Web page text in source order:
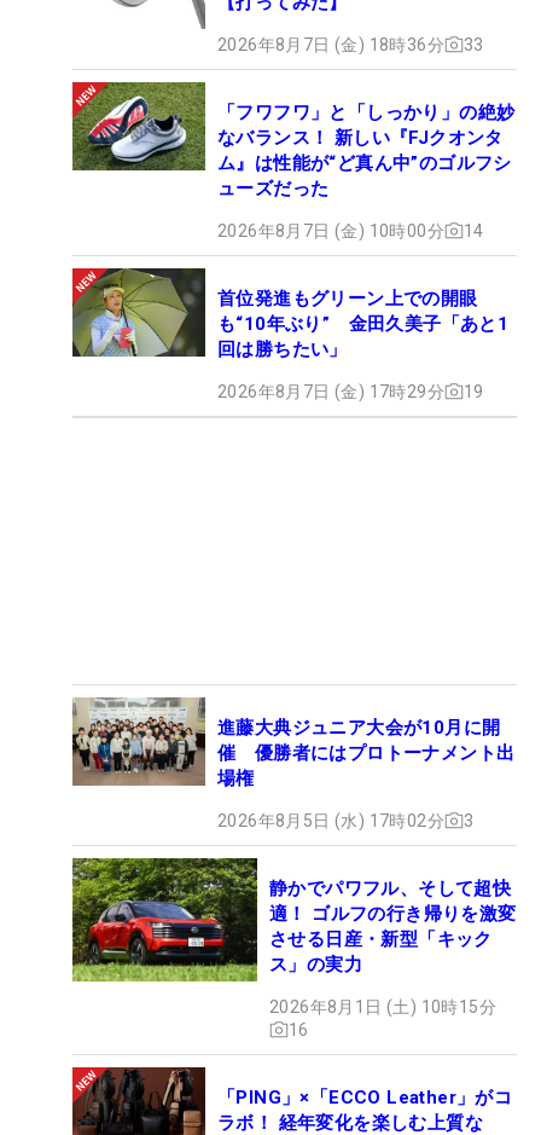
2026年8月7日 (金) 18時36分 33
「フワフワ」と「しっかり」の絶妙
なバランス！ 新しい『FJクオンタ
ム』は性能が“ど真ん中”のゴルフシ
ューズだった
2026年8月7日 (金) 10時00分 14
首位発進もグリーン上での開眼
も“10年ぶり” 金田久美子「あと1
回は勝ちたい」
2026年8月7日 (金) 17時29分 19
進藤大典ジュニア大会が10月に開
催 優勝者にはプロトーナメント出
場権
2026年8月5日 (水) 17時02分 3
静かでパワフル、そして超快
適！ ゴルフの行き帰りを激変
させる日産・新型「キック
ス」の実力
2026年8月1日 (土) 10時15分
16
「PING」×「ECCO Leather」がコ
ラボ！ 経年変化を楽しむ上質な